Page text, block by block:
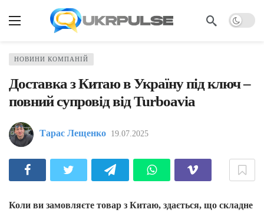
НОВИНИ КОМПАНІЙ
Доставка з Китаю в Україну під ключ –
повний супровід від Turboavia
Тарас Лещенко 19.07.2025
Коли ви замовляєте товар з Китаю, здається, що складне